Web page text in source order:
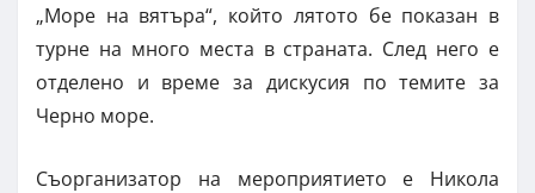
„Море на вятъра“, който лятото бе показан в
турне на много места в страната. След него е
отделено и време за дискусия по темите за
Черно море.
Съорганизатор на мероприятието е Никола